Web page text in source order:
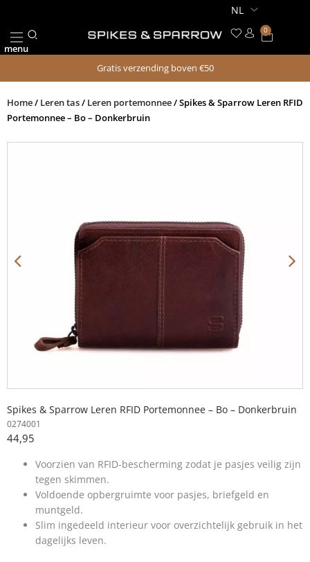
de
inhoud
menu
0
Gratis verzending boven €50
Home/ Leren tas/ Leren portemonnee/ Spikes & Sparrow Leren RFID
Portemonnee – Bo – Donkerbruin
Spikes & Sparrow Leren RFID Portemonnee – Bo – Donkerbruin
0274001
44,95
Voorzien van RFID-bescherming zodat je pasjes veilig zijn
tegen skimmen.
Voldoende opbergruimte voor pasjes, briefgeld en
muntgeld.
Slim ingedeeld interieur voor overzichtelijk gebruik in het
dagelijks leven.